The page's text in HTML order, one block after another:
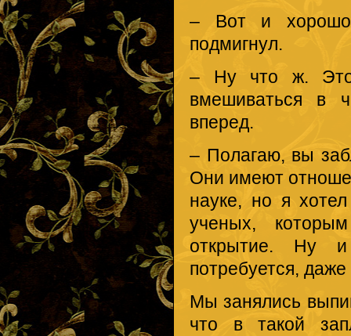
– Вот и
подмигнул.
– Ну что ж.
вмешиваться в
вперед.
– Полагаю, вы
Они имеют
науке, но я
ученых,
открытие. Ну
потребуется,
Мы занялись
что в такой